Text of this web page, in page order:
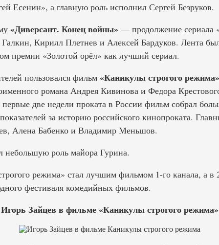
Есенин», а главную роль исполнил Сергей Безруков.
«Диверсант. Конец войны»— продолжение сериала
Кирилл Плетнев и Алексей Бардуков. Лента
премии «Золотой орёл» как лучший сериал.
пользовался фильм «Каникулы строгого режима»
романа Андрея Кивинова и Федора
первые две недели проката в России фильм собрал
за историю российского кинопроката.
Алена Бабенко и Владимир Меньшов.
небольшую роль майора Гурина.
режима» стал лучшим фильмом 1-го канала, а
фестиваля комедийных фильмов.
Игорь Зайцев в фильме «Каникулы строгого режима»